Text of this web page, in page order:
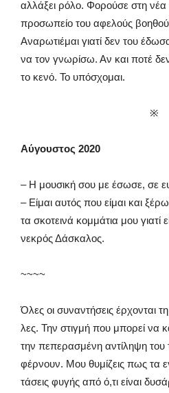
αλλάξει ρόλο. Φορούσε στη νέα
προσωπείο του αφελούς
Αναρωτιέμαι γιατί δεν του
να τον γνωρίσω. Αν και ποτέ
το κενό. Το υπόσχομαι.
※
Αύγουστος 2020
– Η μουσική σου με έσωσε, σε
– Είμαι αυτός που είμαι και
τα σκοτεινά κομμάτια μου γιατί
νεκρός Δάσκαλος.
~~~~
Όλες οι συναντήσεις έρχονται
λες. Την στιγμή που μπορεί να
την πεπερασμένη αντίληψη
φέρνουν. Μου θυμίζεις πως τα
τάσεις φυγής από ό,τι είναι